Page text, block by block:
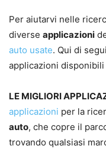
Per aiutarvi nelle
diverse applicazioni
auto usate. Qui di
applicazioni
LE MIGLIORI
applicazioni per la
auto, che copre il
trovando qualsiasi